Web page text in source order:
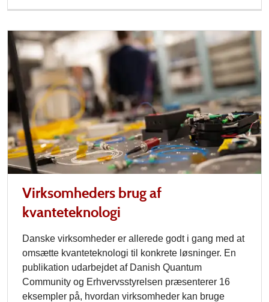
Virksomheders brug af
kvanteteknologi
Danske virksomheder er allerede godt i gang med at
omsætte kvanteteknologi til konkrete løsninger. En
publikation udarbejdet af Danish Quantum
Community og Erhvervsstyrelsen præsenterer 16
eksempler på, hvordan virksomheder kan bruge